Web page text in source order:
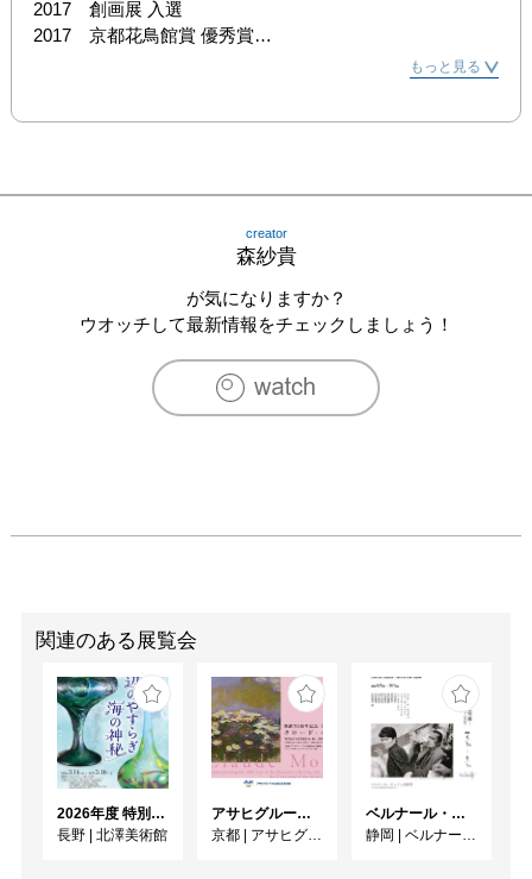
2017　創画展 入選
2017　京都花鳥館賞 優秀賞
2019　全関西美術展 入選
2020　京都春季創画展 入選
2021　京都春季創画展 入選
2021　創画展 入選
もっと見る
creator
森紗貴
が気になりますか？
ウオッチして最新情報をチェックしましょう！
関連のある展覧会
2026年度 特別展「ガレとドーム、アール･ヌーヴォーのガラス 水辺のやすらぎ、海の神秘」
長野 | 北澤美術館
アサヒグループ大山崎山荘美術館 開館30周年記念展「没後100年 クロード・モネ」
京都 | アサヒグループ大山崎山荘美術館
ベルナール・ビュフェと写真 ーカメラがとらえたビュフェとその時代、そして21 世紀へ
静岡 | ベルナール・ビュフェ美術館